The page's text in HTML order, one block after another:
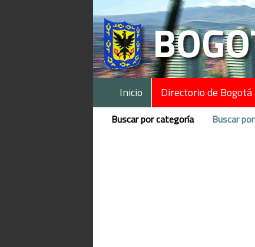
Inicio Directorio de Bogotá
Buscar por categoría Buscar